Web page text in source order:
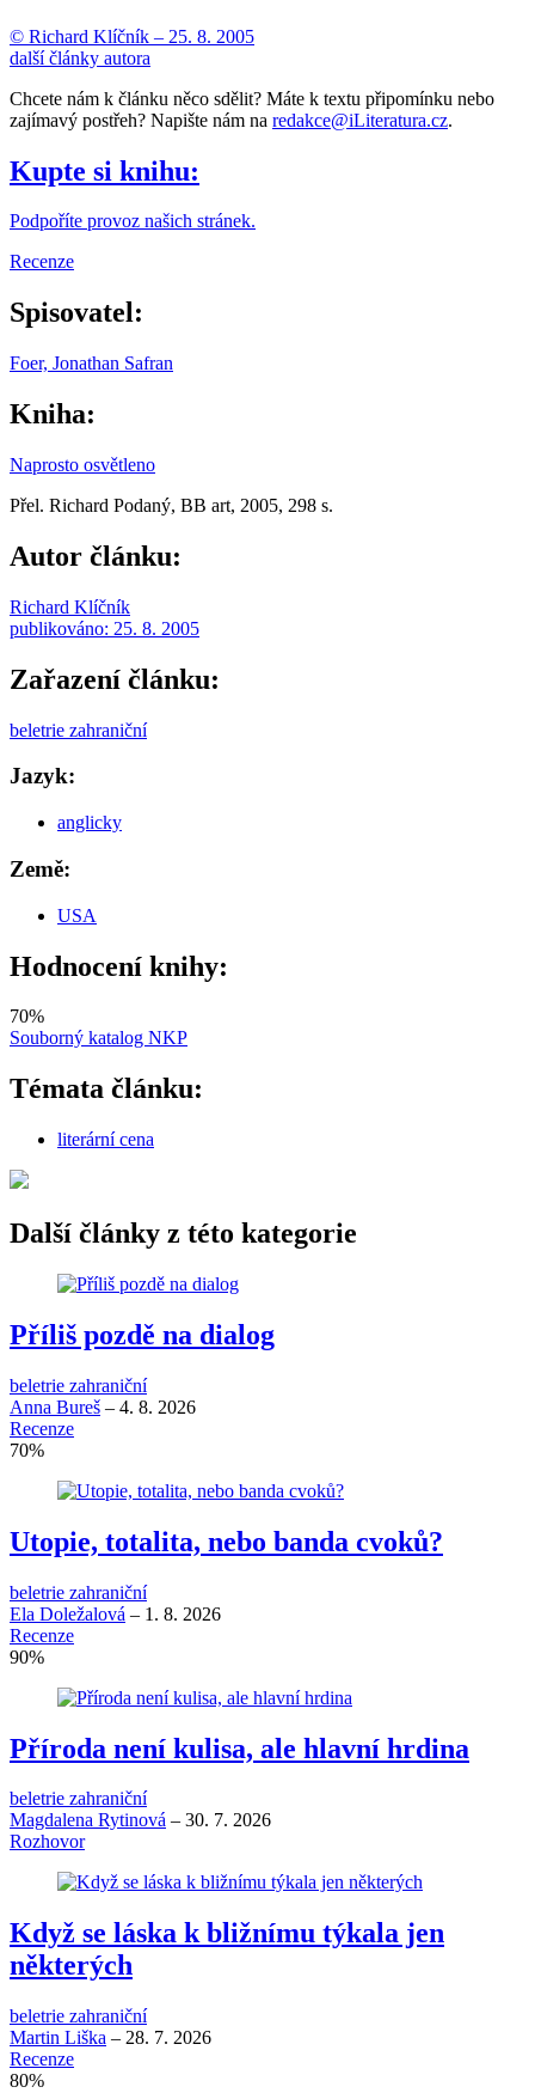
© Richard Klíčník – 25. 8. 2005
další články autora
Chcete nám k článku něco sdělit? Máte k textu připomínku nebo
zajímavý postřeh? Napište nám na redakce@iLiteratura.cz.
Kupte si knihu:
Podpoříte provoz našich stránek.
Recenze
Spisovatel:
Foer, Jonathan Safran
Kniha:
Naprosto osvětleno
Přel. Richard Podaný, BB art, 2005, 298 s.
Autor článku:
Richard Klíčník
publikováno: 25. 8. 2005
Zařazení článku:
beletrie zahraniční
Jazyk:
anglicky
Země:
USA
Hodnocení knihy:
70%
Souborný katalog NKP
Témata článku:
literární cena
Další články z této kategorie
Příliš pozdě na dialog
beletrie zahraniční
Anna Bureš – 4. 8. 2026
Recenze
70%
Utopie, totalita, nebo banda cvoků?
beletrie zahraniční
Ela Doležalová – 1. 8. 2026
Recenze
90%
Příroda není kulisa, ale hlavní hrdina
beletrie zahraniční
Magdalena Rytinová – 30. 7. 2026
Rozhovor
Když se láska k bližnímu týkala jen
některých
beletrie zahraniční
Martin Liška – 28. 7. 2026
Recenze
80%